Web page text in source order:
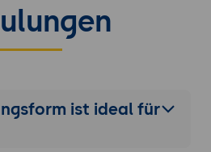
ist ideal für